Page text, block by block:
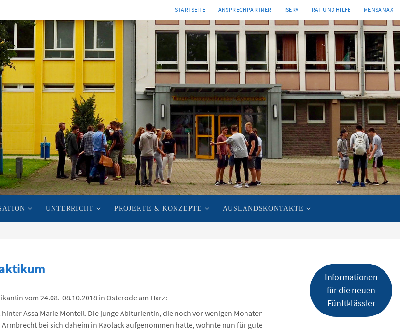
STARTSEITE ANSPRECHPARTNER ISERV RAT UND HILFE MENSAMAX
UNTERRICHT PROJEKTE & KONZEPTE AUSLANDSKONTAKTE
vom 24.08.-08.10.2018 in Osterode am Harz:
Assa Marie Monteil. Die junge Abiturientin, die noch vor wenigen Monaten
Armbrecht bei sich daheim in Kaolack aufgenommen hatte, wohnte nun für gute
Informationen
für die neuen
Fünftklässler